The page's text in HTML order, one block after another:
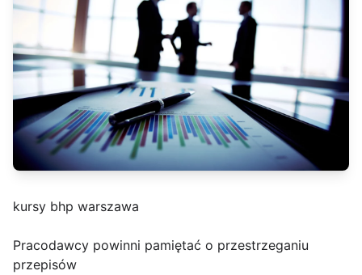
kursy bhp warszawa
Pracodawcy powinni pamiętać o przestrzeganiu
przepisów